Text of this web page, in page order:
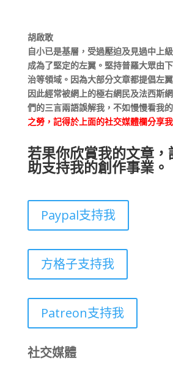
胡啟敢
自小已是基層，受過壓迫及見過中上
成為了堅定的左翼。堅持普羅大眾由
治等領域。因為大部分文章都提倡左
因此經常被網上的極右網民及法西斯
們的三言兩語誤解我，不如慢慢看我
之勞，記得於上面的社交媒體欄分享
若果你欣賞我的文章，
助支持我的創作事業。
Paypal支持我
方格子支持我
Patreon支持我
社交媒體